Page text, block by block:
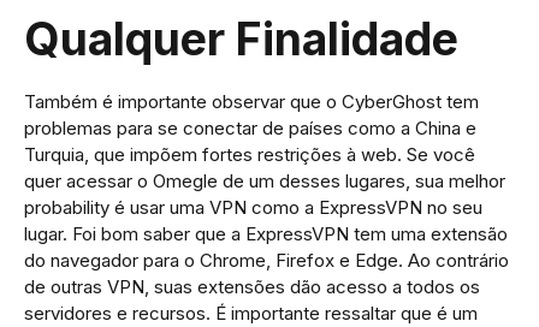
Qualquer Finalidade
Também é importante observar que o CyberGhost tem
problemas para se conectar de países como a China e
Turquia, que impõem fortes restrições à web. Se você
quer acessar o Omegle de um desses lugares, sua melhor
probability é usar uma VPN como a ExpressVPN no seu
lugar. Foi bom saber que a ExpressVPN tem uma extensão
do navegador para o Chrome, Firefox e Edge. Ao contrário
de outras VPN, suas extensões dão acesso a todos os
servidores e recursos. É importante ressaltar que é um